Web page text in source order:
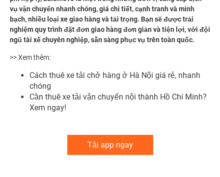
vụ vận chuyển nhanh chóng, giá chi tiết, cạnh tranh và minh
bạch, nhiều loại xe giao hàng và tải trọng. Bạn sẽ được trải
nghiệm quy trình đặt đơn giao hàng đơn giản và tiện lợi, với đội
ngũ tài xế chuyên nghiệp, sẵn sàng phục vụ trên toàn quốc.
>> Xem thêm:
Cách thuê xe tải chở hàng ở Hà Nội giá rẻ, nhanh
chóng
Cần thuê xe tải vận chuyển nội thành Hồ Chí Minh?
Xem ngay!
Tải app ngay